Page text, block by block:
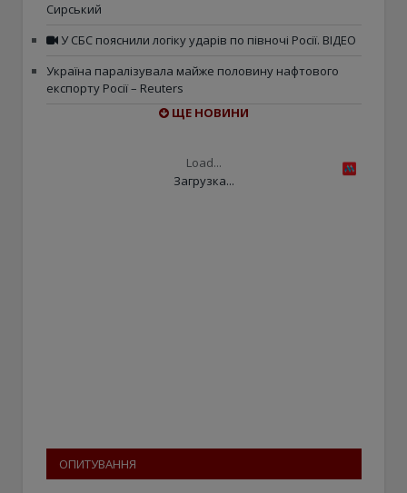
Сирський
У СБС пояснили логіку ударів по півночі Росії. ВІДЕО
Україна паралізувала майже половину нафтового
експорту Росії – Reuters
ЩЕ НОВИНИ
Load...
Загрузка...
ОПИТУВАННЯ